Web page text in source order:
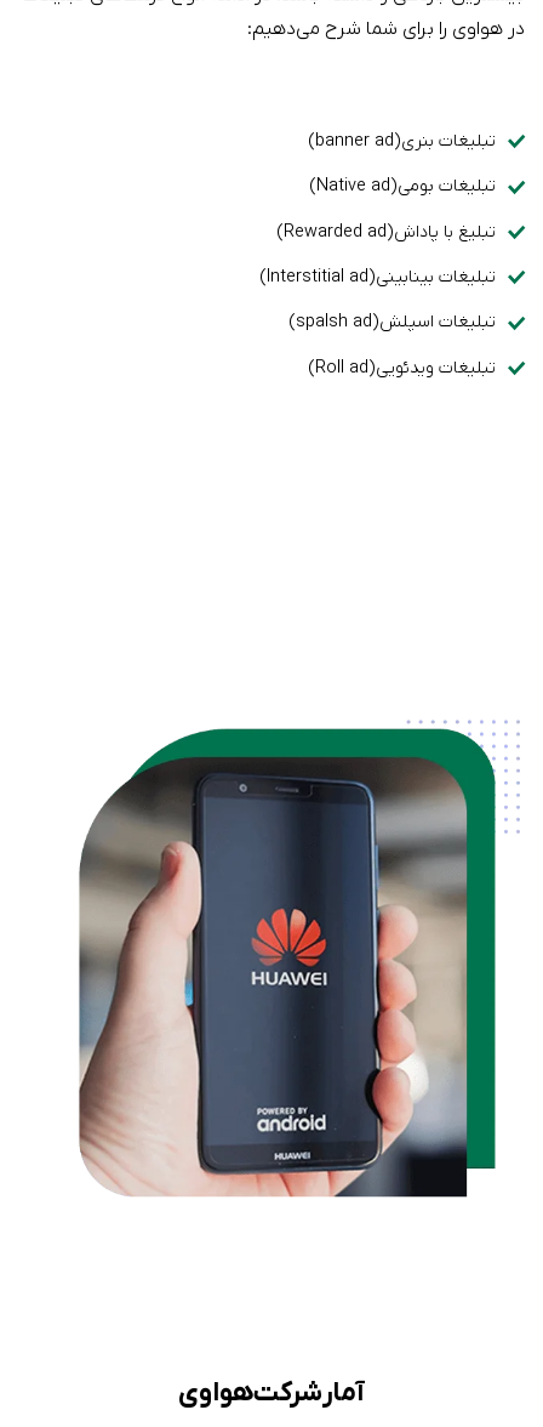
در هواوی را برای شما شرح می‌دهیم:
تبلیغات بنری(banner ad)
تبلیغات بومی(Native ad)
تبلیغ با پاداش(Rewarded ad)
تبلیغات بینابینی(Interstitial ad)
تبلیغات اسپلش(spalsh ad)
تبلیغات ویدئویی(Roll ad)
آمار شرکت هواوی